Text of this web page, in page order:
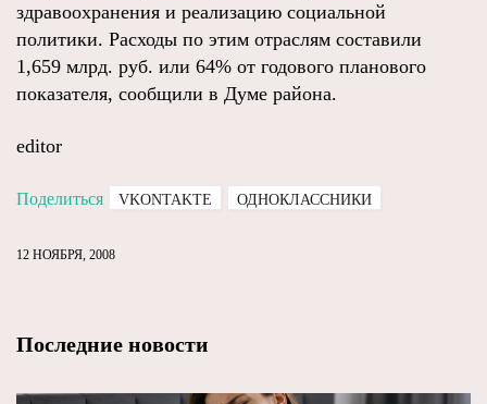
здравоохранения и реализацию социальной
политики. Расходы по этим отраслям составили
1,659 млрд. руб. или 64% от годового планового
показателя, сообщили в Думе района.
editor
Поделиться VKONTAKTE ОДНОКЛАССНИКИ
12 НОЯБРЯ, 2008
Последние новости